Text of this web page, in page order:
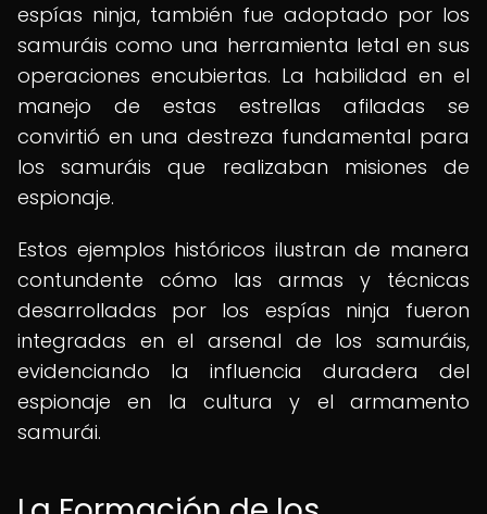
espías ninja, también fue adoptado por los
samuráis como una herramienta letal en sus
operaciones encubiertas. La habilidad en el
manejo de estas estrellas afiladas se
convirtió en una destreza fundamental para
los samuráis que realizaban misiones de
espionaje.
Estos ejemplos históricos ilustran de manera
contundente cómo las armas y técnicas
desarrolladas por los espías ninja fueron
integradas en el arsenal de los samuráis,
evidenciando la influencia duradera del
espionaje en la cultura y el armamento
samurái.